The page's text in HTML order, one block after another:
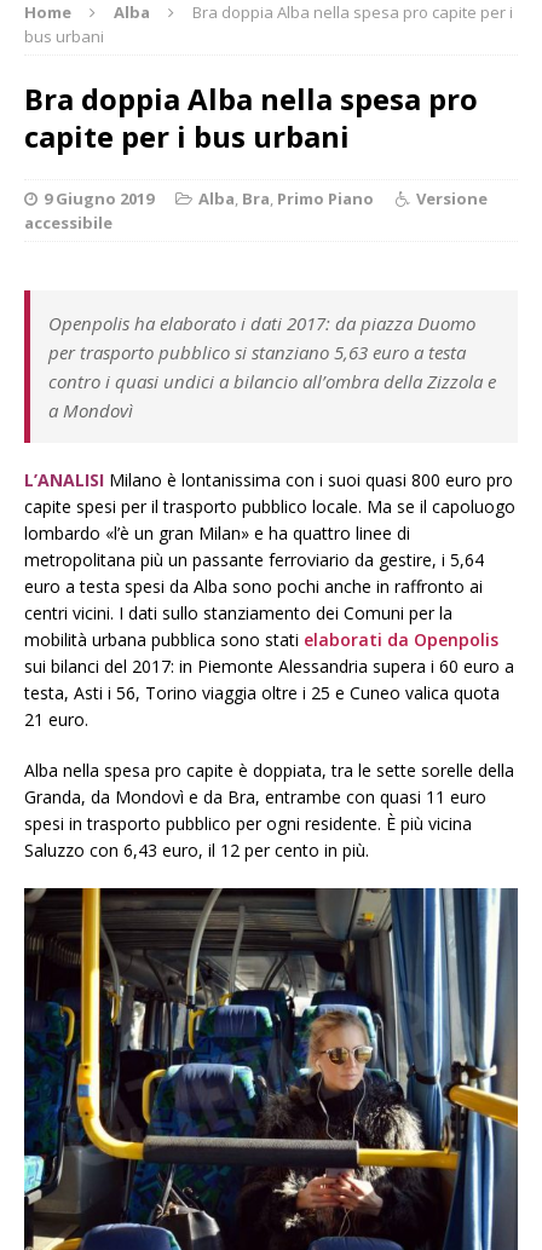
Home Alba
Bra doppia Alba nella spesa pro capite per i
bus urbani
Bra doppia Alba nella spesa pro
capite per i bus urbani
9 Giugno 2019 Alba, Bra, Primo Piano
Versione
accessibile
Openpolis ha elaborato i dati 2017: da piazza Duomo
per trasporto pubblico si stanziano 5,63 euro a testa
contro i quasi undici a bilancio all’ombra della Zizzola e
a Mondovì
L’ANALISI Milano è lontanissima con i suoi quasi 800 euro pro
capite spesi per il trasporto pubblico locale. Ma se il capoluogo
lombardo «l’è un gran Milan» e ha quattro linee di
metropolitana più un passante ferroviario da gestire, i 5,64
euro a testa spesi da Alba sono pochi anche in raffronto ai
centri vicini. I dati sullo stanziamento dei Comuni per la
mobilità urbana pubblica sono stati elaborati da Openpolis
sui bilanci del 2017: in Piemonte Alessandria supera i 60 euro a
testa, Asti i 56, Torino viaggia oltre i 25 e Cuneo valica quota
21 euro.
Alba nella spesa pro capite è doppiata, tra le sette sorelle della
Granda, da Mondovì e da Bra, entrambe con quasi 11 euro
spesi in trasporto pubblico per ogni residente. È più vicina
Saluzzo con 6,43 euro, il 12 per cento in più.